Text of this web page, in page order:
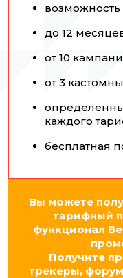
возможность
до 12
от 10
от 3
каждого
бесплатная
Вы можете
тарифный
функционал
Получите
трекеры,